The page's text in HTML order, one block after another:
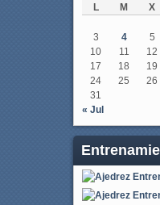
L M X
3
4 5
10
11 12
17
18 19
24
25 26
31
« Jul